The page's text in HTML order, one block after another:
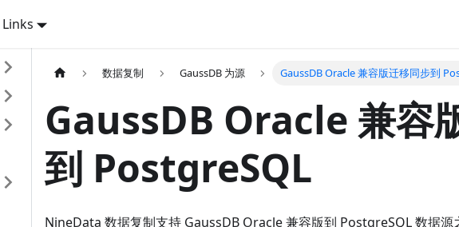
数据复制 GaussDB 为源 GaussDB Oracle 兼容版迁移同步到
GaussDB Oracle 兼容
到 PostgreSQL
NineData 数据复制支持 GaussDB Oracle 兼容版到 PostgreSQL 数据源